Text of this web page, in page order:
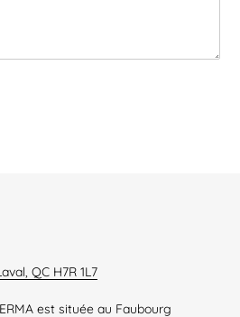
QC H7R 1L7
est située au Faubourg